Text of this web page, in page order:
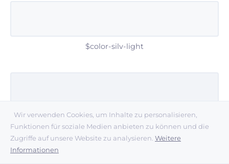
Wir verwenden Cookies, um Inhalte zu personalisieren,
Funktionen für soziale Medien anbieten zu können und die
Zugriffe auf unsere Website zu analysieren. Weitere
Informationen
$color-silv-light
$color-silv-mid